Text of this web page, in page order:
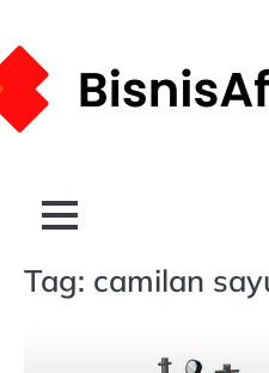
to
content
Tag: camilan